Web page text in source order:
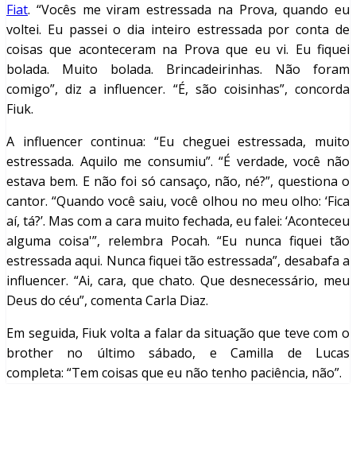
Fiat. “Vocês me viram estressada na Prova, quando eu
voltei. Eu passei o dia inteiro estressada por conta de
coisas que aconteceram na Prova que eu vi. Eu fiquei
bolada. Muito bolada. Brincadeirinhas. Não foram
comigo”, diz a influencer. “É, são coisinhas”, concorda
Fiuk.
A influencer continua: “Eu cheguei estressada, muito
estressada. Aquilo me consumiu”. “É verdade, você não
estava bem. E não foi só cansaço, não, né?”, questiona o
cantor. “Quando você saiu, você olhou no meu olho: ‘Fica
aí, tá?’. Mas com a cara muito fechada, eu falei: ‘Aconteceu
alguma coisa'”, relembra Pocah. “Eu nunca fiquei tão
estressada aqui. Nunca fiquei tão estressada”, desabafa a
influencer. “Ai, cara, que chato. Que desnecessário, meu
Deus do céu”, comenta Carla Diaz.
Em seguida, Fiuk volta a falar da situação que teve com o
brother no último sábado, e Camilla de Lucas
completa: “Tem coisas que eu não tenho paciência, não”.